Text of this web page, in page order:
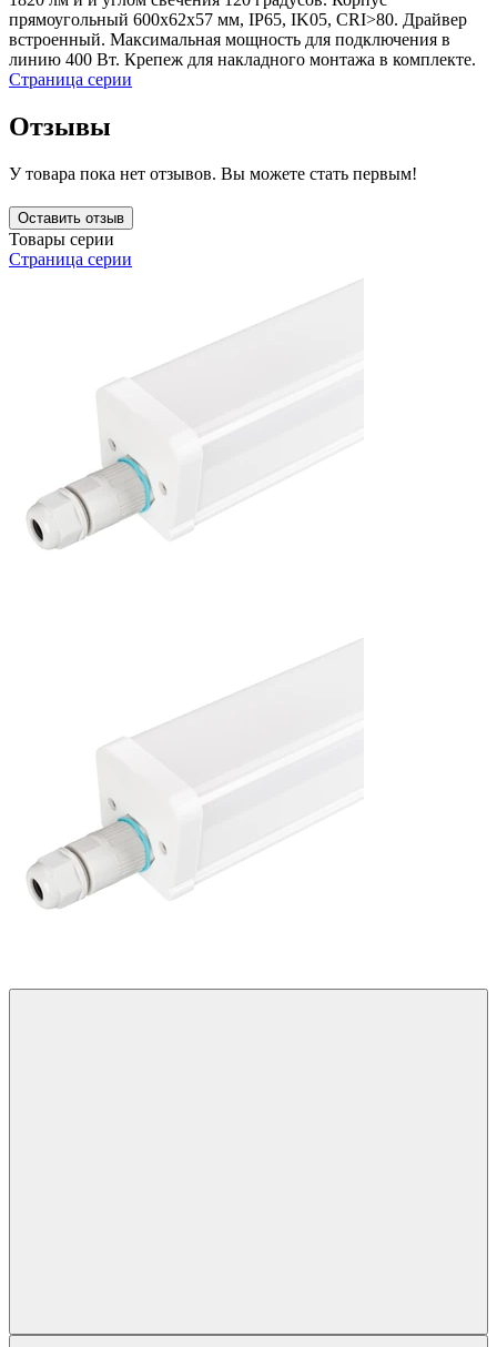
прямоугольный 600x62x57 мм, IP65, IK05, CRI>80. Драйвер
встроенный. Максимальная мощность для подключения в
линию 400 Вт. Крепеж для накладного монтажа в комплекте.
Страница серии
Отзывы
У товара пока нет отзывов. Вы можете стать первым!
Оставить отзыв
Товары серии
Страница серии